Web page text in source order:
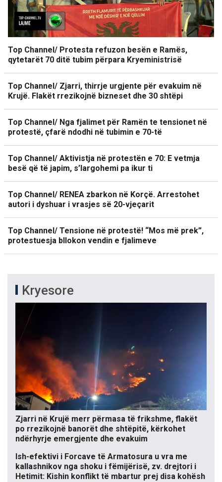
Top Channel/ Protesta refuzon besën e Ramës,
qytetarët 70 ditë tubim përpara Kryeministrisë
Top Channel/ Zjarri, thirrje urgjente për evakuim në
Krujë. Flakët rrezikojnë bizneset dhe 30 shtëpi
Top Channel/ Nga fjalimet për Ramën te tensionet në
protestë, çfarë ndodhi në tubimin e 70-të
Top Channel/ Aktivistja në protestën e 70: E vetmja
besë që të japim, s’largohemi pa ikur ti
Top Channel/ RENEA zbarkon në Korçë. Arrestohet
autori i dyshuar i vrasjes së 20-vjeçarit
Top Channel/ Tensione në protestë! “Mos më prek”,
protestuesja bllokon vendin e fjalimeve
Kryesore
Zjarri në Krujë merr përmasa të frikshme, flakët
po rrezikojnë banorët dhe shtëpitë, kërkohet
ndërhyrje emergjente dhe evakuim
Ish-efektivi i Forcave të Armatosura u vra me
kallashnikov nga shoku i fëmijërisë, zv. drejtori i
Hetimit: Kishin konflikt të mbartur prej disa kohësh